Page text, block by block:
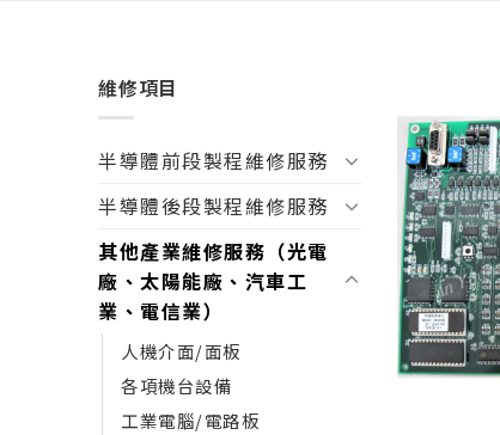
維修項目
半導體前段製程維修服務
半導體後段製程維修服務
其他產業維修服務（光電
廠、太陽能廠、汽車工
業、電信業）
人機介面/面板
各項機台設備
工業電腦/電路板